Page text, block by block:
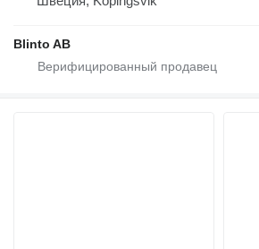
Blinto AB